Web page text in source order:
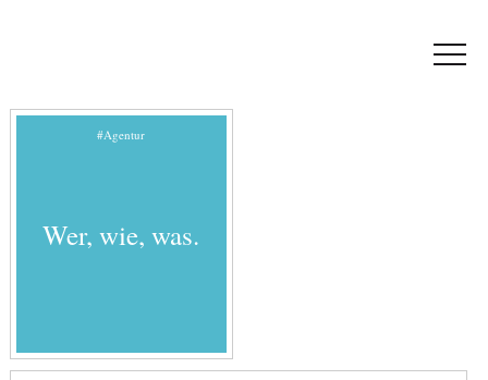
#Agentur
Wer, wie, was.